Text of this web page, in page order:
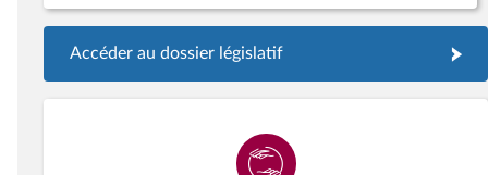
Accéder au dossier législatif